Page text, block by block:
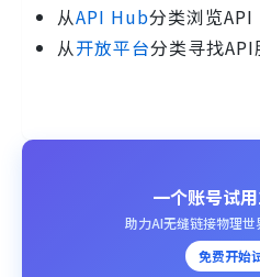
从API Hub分类浏览API
从开放平台分类寻找API
一个账号试
助力AI无缝链接物理
免费开始